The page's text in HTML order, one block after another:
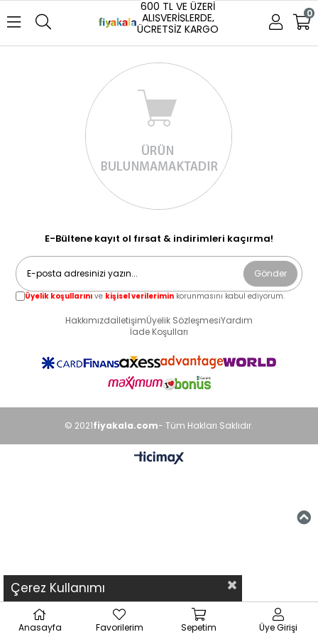
600 TL VE ÜZERİ
ALIŞVERİŞLERDE,
ÜCRETSİZ KARGO
0
E-Bültene kayıt ol fırsat & indirimleri kaçırma!
Gönder
Üyelik koşullarını ve kişisel verilerimin korunmasını kabul ediyorum.
HakkımızdaİletişimÜyelik SözleşmesiYardım
İade Koşulları
© 2021fiyakala.com- Tüm Hakları Saklıdır.
Çerez Kullanımı
Anasayfa Favorilerim Sepetim Üye Girişi